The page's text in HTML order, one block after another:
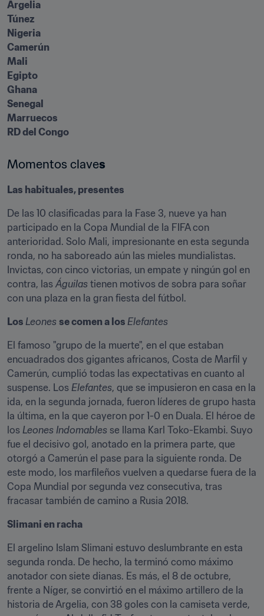
Argelia
Túnez
Nigeria
Camerún
Mali
Egipto
Ghana
Senegal
Marruecos
RD del Congo
Momentos claves
Las habituales, presentes
De las 10 clasificadas para la Fase 3, nueve ya han
participado en la Copa Mundial de la FIFA con
anterioridad. Solo Mali, impresionante en esta segunda
ronda, no ha saboreado aún las mieles mundialistas.
Invictas, con cinco victorias, un empate y ningún gol en
contra, las Águilas tienen motivos de sobra para soñar
con una plaza en la gran fiesta del fútbol.
Los Leones se comen a los Elefantes
El famoso "grupo de la muerte", en el que estaban
encuadrados dos gigantes africanos, Costa de Marfil y
Camerún, cumplió todas las expectativas en cuanto al
suspense. Los Elefantes, que se impusieron en casa en la
ida, en la segunda jornada, fueron líderes de grupo hasta
la última, en la que cayeron por 1-0 en Duala. El héroe de
los Leones Indomables se llama Karl Toko-Ekambi. Suyo
fue el decisivo gol, anotado en la primera parte, que
otorgó a Camerún el pase para la siguiente ronda. De
este modo, los marfileños vuelven a quedarse fuera de la
Copa Mundial por segunda vez consecutiva, tras
fracasar también de camino a Rusia 2018.
Slimani en racha
El argelino Islam Slimani estuvo deslumbrante en esta
segunda ronda. De hecho, la terminó como máximo
anotador con siete dianas. Es más, el 8 de octubre,
frente a Níger, se convirtió en el máximo artillero de la
historia de Argelia, con 38 goles con la camiseta verde,